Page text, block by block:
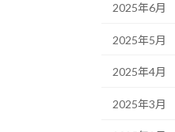
2025年6月
2025年5月
2025年4月
2025年3月